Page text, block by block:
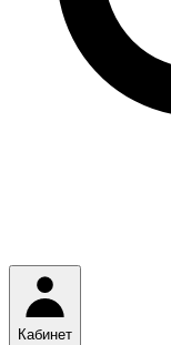
Кабинет